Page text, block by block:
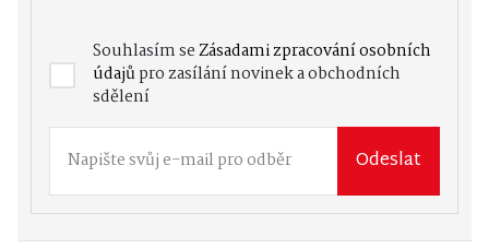
Souhlasím seZásadami zpracování osobních
údajůpro zasílání novinek a obchodních
sdělení
Odeslat